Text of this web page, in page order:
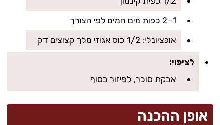
1–2 כפות מים חמים לפי הצורך
אופציונלי: 1/2 כוס אגוזי מלך קצוצים דק
לציפוי:
אבקת סוכר, לפיזור בסוף
אופן ההכנה